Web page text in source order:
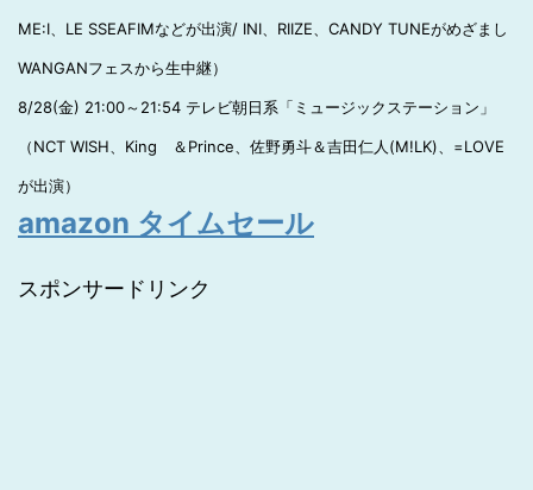
ME:I、LE SSEAFIMなどが出演/ INI、RIIZE、CANDY TUNEがめざまし
WANGANフェスから生中継）
8/28(金) 21:00～21:54 テレビ朝日系「ミュージックステーション」
（NCT WISH、King ＆Prince、佐野勇斗＆吉田仁人(M!LK)、=LOVE
が出演）
amazon タイムセール
スポンサードリンク